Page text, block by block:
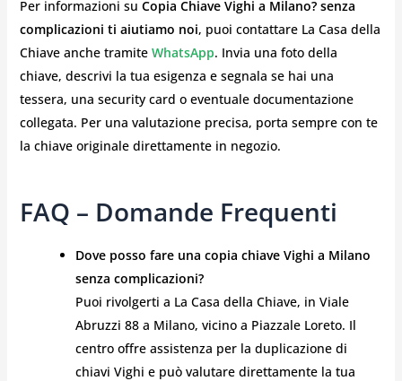
Per informazioni su Copia Chiave Vighi a Milano? senza
complicazioni ti aiutiamo noi, puoi contattare La Casa della
Chiave anche tramite WhatsApp. Invia una foto della
chiave, descrivi la tua esigenza e segnala se hai una
tessera, una security card o eventuale documentazione
collegata. Per una valutazione precisa, porta sempre con te
la chiave originale direttamente in negozio.
FAQ – Domande Frequenti
Dove posso fare una copia chiave Vighi a Milano
senza complicazioni?
Puoi rivolgerti a La Casa della Chiave, in Viale
Abruzzi 88 a Milano, vicino a Piazzale Loreto. Il
centro offre assistenza per la duplicazione di
chiavi Vighi e può valutare direttamente la tua